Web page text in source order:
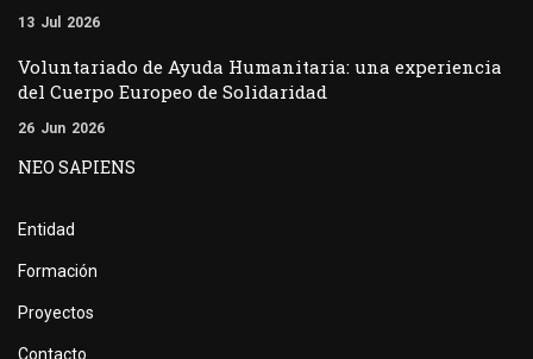
13 Jul 2026
Voluntariado de Ayuda Humanitaria: una experiencia
del Cuerpo Europeo de Solidaridad
26 Jun 2026
NEO SAPIENS
Entidad
Formación
Proyectos
Contacto